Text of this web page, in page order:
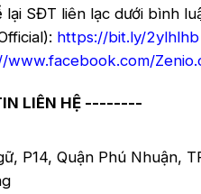
SĐT liên lạc dưới bình
https://bit.ly/2ylhlhb
www.facebook.com/
LIÊN HỆ --------
P14, Quận Phú Nhuận,